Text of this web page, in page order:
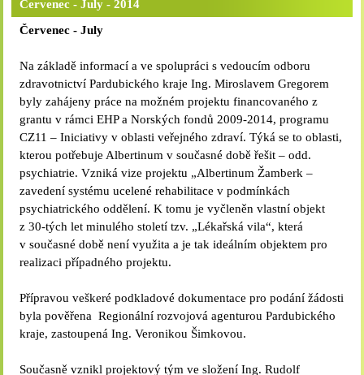
Červenec - July - 2014
Červenec - July
Na základě informací a ve spolupráci s vedoucím odboru
zdravotnictví Pardubického kraje Ing. Miroslavem Gregorem
byly zahájeny práce na možném projektu financovaného z
grantu v rámci EHP a Norských fondů 2009-2014, programu
CZ11 – Iniciativy v oblasti veřejného zdraví. Týká se to oblasti,
kterou potřebuje Albertinum v současné době řešit – odd.
psychiatrie. Vzniká vize projektu „Albertinum Žamberk –
zavedení systému ucelené rehabilitace v podmínkách
psychiatrického oddělení. K tomu je vyčleněn vlastní objekt
z 30-tých let minulého století tzv. „Lékařská vila“, která
v současné době není využita a je tak ideálním objektem pro
realizaci případného projektu.
Přípravou veškeré podkladové dokumentace pro podání žádosti
byla pověřena Regionální rozvojová agenturou Pardubického
kraje, zastoupená Ing. Veronikou Šimkovou.
Současně vznikl projektový tým ve složení Ing. Rudolf